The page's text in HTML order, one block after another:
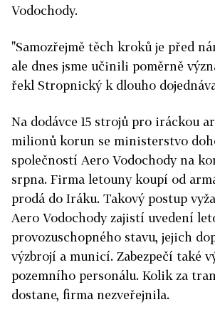
Vodochody.
"Samozřejmě těch kroků je před
ale dnes jsme učinili poměrně
řekl Stropnický k dlouho
Na dodávce 15 strojů pro iráckou
milionů korun se ministerstvo
společností Aero Vodochody na
srpna. Firma letouny koupí od
prodá do Iráku. Takový postup
Aero Vodochody zajistí uvedení
provozuschopného stavu, jejich
výzbrojí a municí. Zabezpečí také
pozemního personálu. Kolik za
dostane, firma nezveřejnila.